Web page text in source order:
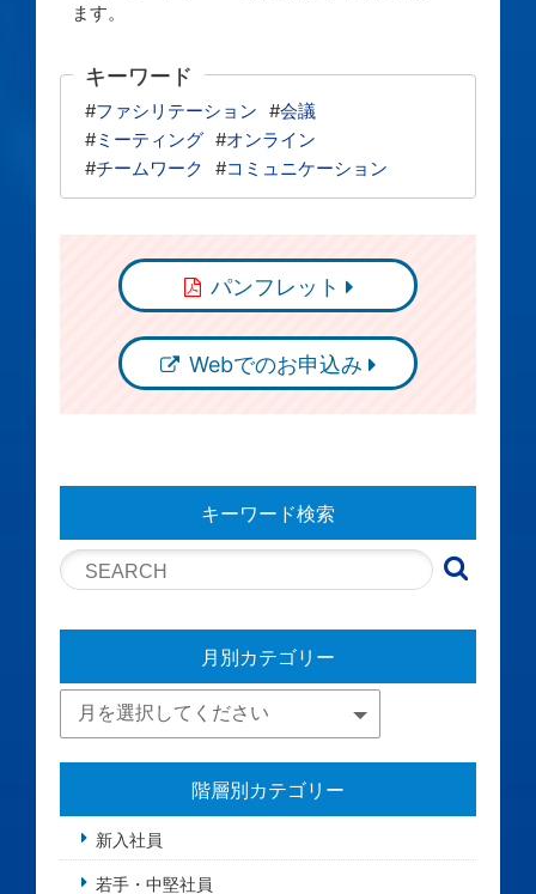
ます。
キーワード
#ファシリテーション #会議
#ミーティング #オンライン
#チームワーク #コミュニケーション
パンフレット
Webでのお申込み
キーワード検索
月別カテゴリー
階層別カテゴリー
新入社員
若手・中堅社員